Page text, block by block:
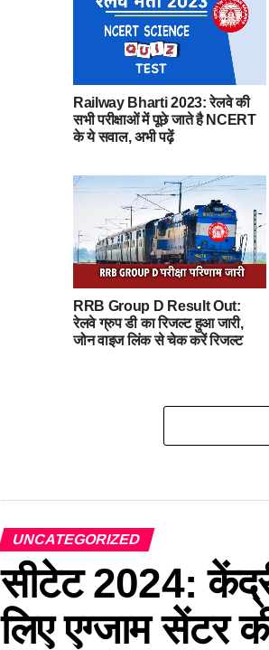
Railway Bharti 2023: रेलवे की
सभी परीक्षाओं में पूछे जाते है NCERT
के ये सवाल, अभी पढ़ें
RRB Group D Result Out:
रेलवे ग्रुप डी का रिजल्ट हुआ जारी,
जोन वाइज लिंक से चेक करें रिजल्ट
UNCATEGORIZED
सीटेट 2024:
लिए एग्जाम सेंटर